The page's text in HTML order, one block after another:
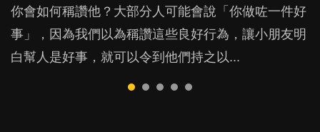
你會如何稱讚他？大部分人可能會說「你做咗一件好
事」，因為我們以為稱讚這些良好行為，讓小朋友明
白幫人是好事，就可以令到他們持之以...
用，我們還必須聆聽孩子的感受和經歷。...
如果家長為了讓孩子學英文，只用外語跟子女溝通，
放棄自己的母語，對小朋友會有甚麼影響？...
實何時入睡對孩子也有不少影響。...